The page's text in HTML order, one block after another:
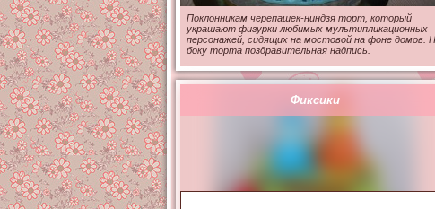
Поклонникам черепашек-ниндзя торт, который
украшают фигурки любимых мультипликационных
персонажей, сидящих на мостовой на фоне домов.
боку торта поздравительная надпись.
Фиксики